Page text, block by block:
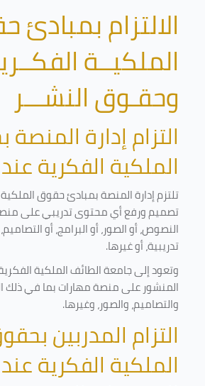
الالتزام بمبادئ
الملكيــة
وحقـوق النشـــر
التزام إدارة
الملكية الفكرية
تلتزم إدارة المنصة بمبادئ حقوق
تصميم ورفع أي محتوى تدريبي على
النصوص، أو الصور، أو البرامج، أو
تدريبية، أو غيرها.
وتعود إلى جامعة الطائف الملكية
المنشور على منصة مهارات بما في ذلك
والتصاميم، والصور، وغيرها.
التزام المدربين
الملكية الفكرية